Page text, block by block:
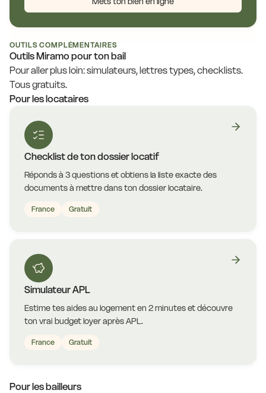
OUTILS COMPLÉMENTAIRES
Outils Miramo pour ton bail
Pour aller plus loin: simulateurs, lettres types, checklists.
Tous gratuits.
Pour les locataires
Checklist de ton dossier locatif
Réponds à 3 questions et obtiens la liste exacte des
documents à mettre dans ton dossier locataire.
France Gratuit
Simulateur APL
Estime tes aides au logement en 2 minutes et découvre
ton vrai budget loyer après APL.
France Gratuit
Pour les bailleurs